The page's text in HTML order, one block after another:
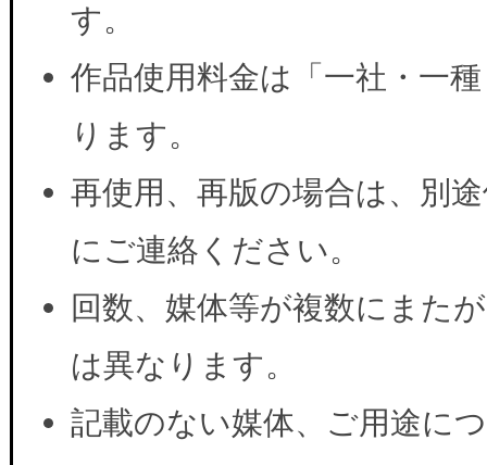
す。
作品使用料金は「一社・一
ります。
再使用、再版の場合は、別
にご連絡ください。
回数、媒体等が複数にまた
は異なります。
記載のない媒体、ご用途に